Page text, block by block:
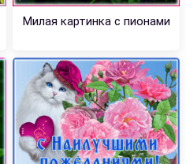
Милая картинка с пионами